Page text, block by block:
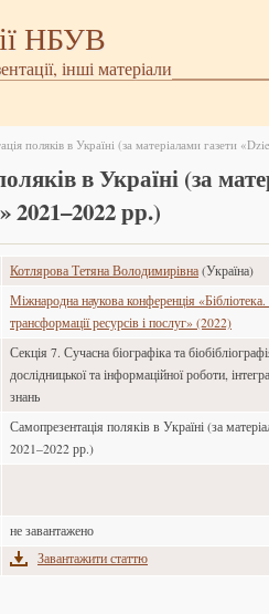
НБУВ
інші матеріали
в Україні (за
рр.)
Котлярова Тетяна Володимирівна (Україна)
Міжнародна наукова конференція
трансформації ресурсів і послуг» (2022)
Секція 7. Сучасна біографіка та
дослідницької та інформаційної роботи,
знань
Самопрезентація поляків в Україні (за
2021–2022 рр.)
не завантажено
Завантажити статтю